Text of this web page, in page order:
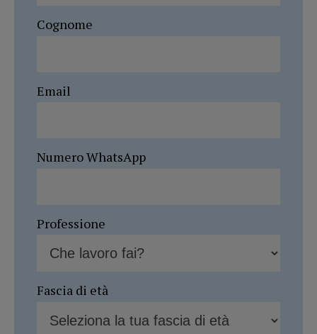
Cognome
Email
Numero WhatsApp
Professione
Fascia di età